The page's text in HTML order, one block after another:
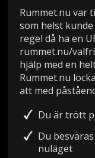
Rummet.nu var
som helst
regel då ha en
rummet.nu/
hjälp med en
Rummet.nu
att med
Du är trött
Du
nuläget